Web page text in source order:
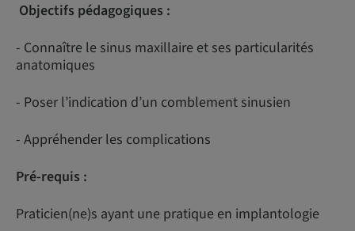
Objectifs pédagogiques :
- Connaître le sinus maxillaire et ses particularités
anatomiques
- Poser l’indication d’un comblement sinusien
- Appréhender les complications
Pré-requis :
Praticien(ne)s ayant une pratique en implantologie